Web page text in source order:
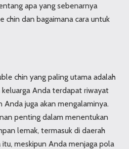
apa yang sebenarnya
chin dan bagaimana cara untuk
chin yang paling utama adalah
keluarga Anda terdapat riwayat
Anda juga akan mengalaminya.
penting dalam menentukan
lemak, termasuk di daerah
meskipun Anda menjaga pola